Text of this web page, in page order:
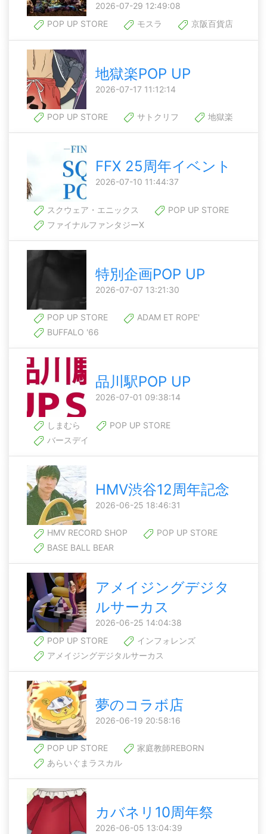
2026-07-29 12:49:08
POP UP STORE
モスラ 京阪百貨店
地獄楽POP UP
2026-07-17 11:12:14
POP UP STORE サトクリフ 地獄楽
FFX 25周年イベント
2026-07-10 11:44:37
スクウェア・エニックス
POP UP STORE
ファイナルファンタジーX
特別企画POP UP
2026-07-07 13:21:30
POP UP STORE
ADAM ET ROPE'
BUFFALO '66
品川駅POP UP
2026-07-01 09:38:14
しまむら
POP UP STORE
バースデイ
HMV渋谷12周年記念
2026-06-25 18:46:31
HMV RECORD SHOP
POP UP STORE
BASE BALL BEAR
アメイジングデジタ
ルサーカス
2026-06-25 14:04:38
POP UP STORE
インフォレンズ
アメイジングデジタルサーカス
夢のコラボ店
2026-06-19 20:58:16
POP UP STORE
家庭教師REBORN
あらいぐまラスカル
カバネリ10周年祭
2026-06-05 13:04:39